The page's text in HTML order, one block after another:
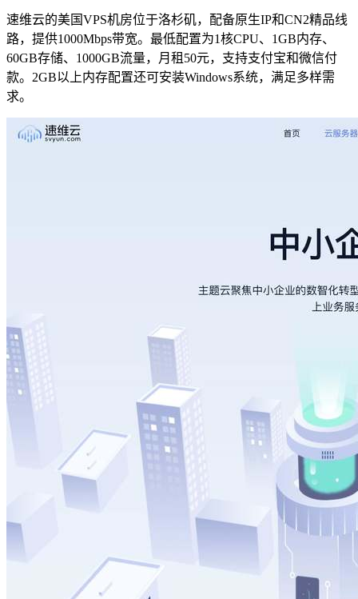
速维云的美国VPS机房位于洛杉矶，配备原生IP和CN2精品线
路，提供1000Mbps带宽。最低配置为1核CPU、1GB内存、
60GB存储、1000GB流量，月租50元，支持支付宝和微信付
款。2GB以上内存配置还可安装Windows系统，满足多样需
求。